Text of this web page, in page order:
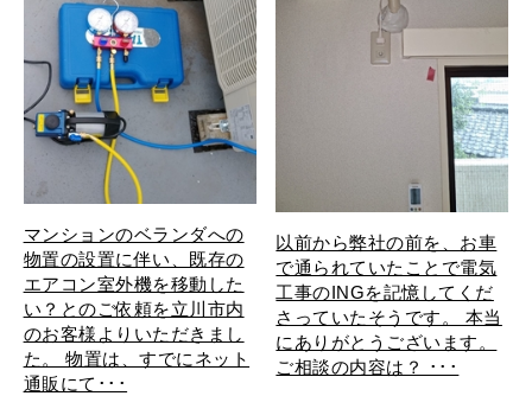
マンションのベランダへの
物置の設置に伴い、既存の
エアコン室外機を移動した
い？とのご依頼を立川市内
のお客様よりいただきまし
た。 物置は、すでにネット
通販にて･･･
以前から弊社の前を、お車
で通られていたことで電気
工事のINGを記憶してくだ
さっていたそうです。 本当
にありがとうございます。
ご相談の内容は？ ･･･